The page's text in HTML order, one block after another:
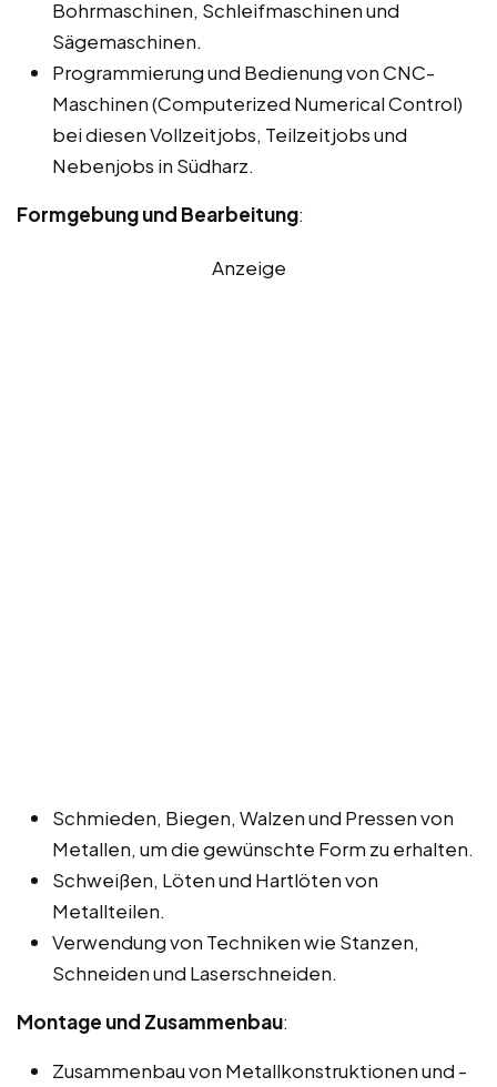
Bohrmaschinen, Schleifmaschinen und
Sägemaschinen.
Programmierung und Bedienung von CNC-
Maschinen (Computerized Numerical Control)
bei diesen Vollzeitjobs, Teilzeitjobs und
Nebenjobs in Südharz.
Formgebung und Bearbeitung:
Anzeige
Schmieden, Biegen, Walzen und Pressen von
Metallen, um die gewünschte Form zu erhalten.
Schweißen, Löten und Hartlöten von
Metallteilen.
Verwendung von Techniken wie Stanzen,
Schneiden und Laserschneiden.
Montage und Zusammenbau:
Zusammenbau von Metallkonstruktionen und -